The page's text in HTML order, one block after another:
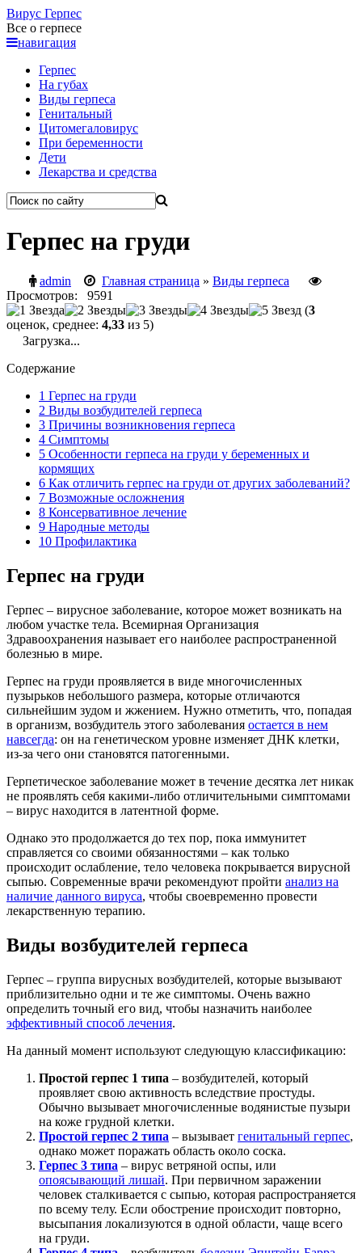
Вирус Герпес
Все о герпесе
навигация
Герпес
На губах
Виды герпеса
Генитальный
Цитомегаловирус
При беременности
Дети
Лекарства и средства
Герпес на груди
admin Главная страница » Виды герпеса
Просмотров: 9591
(3
оценок, среднее: 4,33 из 5)
Загрузка...
Содержание
1 Герпес на груди
2 Виды возбудителей герпеса
3 Причины возникновения герпеса
4 Симптомы
5 Особенности герпеса на груди у беременных и
кормящих
6 Как отличить герпес на груди от других заболеваний?
7 Возможные осложнения
8 Консервативное лечение
9 Народные методы
10 Профилактика
Герпес на груди
Герпес – вирусное заболевание, которое может возникать на
любом участке тела. Всемирная Организация
Здравоохранения называет его наиболее распространенной
болезнью в мире.
Герпес на груди проявляется в виде многочисленных
пузырьков небольшого размера, которые отличаются
сильнейшим зудом и жжением. Нужно отметить, что, попадая
в организм, возбудитель этого заболевания остается в нем
навсегда: он на генетическом уровне изменяет ДНК клетки,
из-за чего они становятся патогенными.
Герпетическое заболевание может в течение десятка лет никак
не проявлять себя какими-либо отличительными симптомами
– вирус находится в латентной форме.
Однако это продолжается до тех пор, пока иммунитет
справляется со своими обязанностями – как только
происходит ослабление, тело человека покрывается вирусной
сыпью. Современные врачи рекомендуют пройти анализ на
наличие данного вируса, чтобы своевременно провести
лекарственную терапию.
Виды возбудителей герпеса
Герпес – группа вирусных возбудителей, которые вызывают
приблизительно одни и те же симптомы. Очень важно
определить точный его вид, чтобы назначить наиболее
эффективный способ лечения.
На данный момент используют следующую классификацию:
Простой герпес 1 типа – возбудителей, который
проявляет свою активность вследствие простуды.
Обычно вызывает многочисленные водянистые пузыри
на коже грудной клетки.
Простой герпес 2 типа – вызывает генитальный герпес,
однако может поражать область около соска.
Герпес 3 типа – вирус ветряной оспы, или
опоясывающий лишай. При первичном заражении
человек сталкивается с сыпью, которая распространяется
по всему телу. Если обострение происходит повторно,
высыпания локализуются в одной области, чаще всего
на груди.